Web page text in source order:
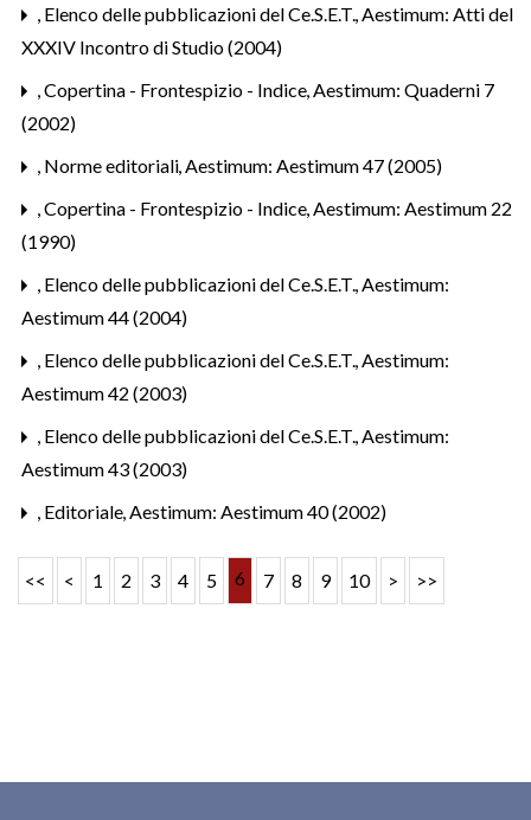
, Elenco delle pubblicazioni del Ce.S.E.T.,Aestimum: Atti del
XXXIV Incontro di Studio (2004)
,Copertina - Frontespizio - Indice,Aestimum: Quaderni 7
(2002)
, Norme editoriali,Aestimum: Aestimum 47 (2005)
,Copertina - Frontespizio - Indice,Aestimum: Aestimum 22
(1990)
, Elenco delle pubblicazioni del Ce.S.E.T.,Aestimum:
Aestimum 44 (2004)
, Elenco delle pubblicazioni del Ce.S.E.T.,Aestimum:
Aestimum 42 (2003)
, Elenco delle pubblicazioni del Ce.S.E.T.,Aestimum:
Aestimum 43 (2003)
, Editoriale,Aestimum: Aestimum 40 (2002)
<< < 1 2 3 4 5 6 7 8 9 10 > >>